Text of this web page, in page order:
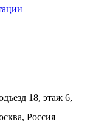
18, этаж 6,
Россия